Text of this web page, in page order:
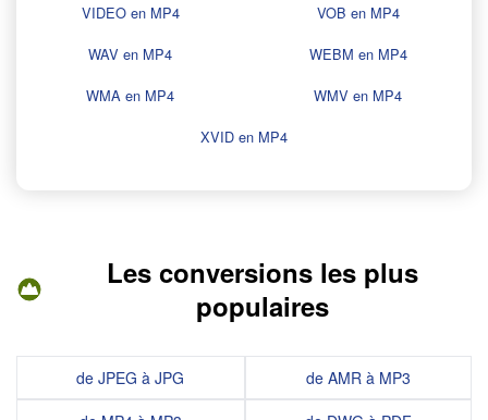
VIDEO en MP4
VOB en MP4
WAV en MP4
WEBM en MP4
WMA en MP4
WMV en MP4
XVID en MP4
Les conversions les plus
populaires
de JPEG à JPG
de AMR à MP3